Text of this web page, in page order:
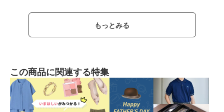
もっとみる
この商品に関連する特集